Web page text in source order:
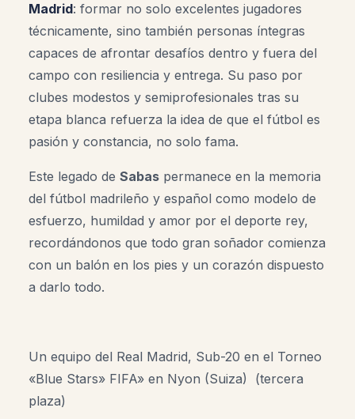
Madrid: formar no solo excelentes jugadores
técnicamente, sino también personas íntegras
capaces de afrontar desafíos dentro y fuera del
campo con resiliencia y entrega. Su paso por
clubes modestos y semiprofesionales tras su
etapa blanca refuerza la idea de que el fútbol es
pasión y constancia, no solo fama.
Este legado de Sabas permanece en la memoria
del fútbol madrileño y español como modelo de
esfuerzo, humildad y amor por el deporte rey,
recordándonos que todo gran soñador comienza
con un balón en los pies y un corazón dispuesto
a darlo todo.
Un equipo del Real Madrid, Sub-20 en el Torneo
«Blue Stars» FIFA» en Nyon (Suiza) (tercera
plaza)